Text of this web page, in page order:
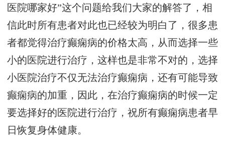
医院哪家好”这个问题给我们大家的解答了，相
信此时所有患者对此也已经较为明白了，很多患
者都觉得治疗癫痫病的价格太高，从而选择一些
小的医院进行治疗，这样也是非常不对的，选择
小医院治疗不仅无法治疗癫痫病，还有可能导致
癫痫病的加重，因此，在治疗癫痫病的时候一定
要选择好的医院进行治疗，祝所有癫痫病患者早
日恢复身体健康。